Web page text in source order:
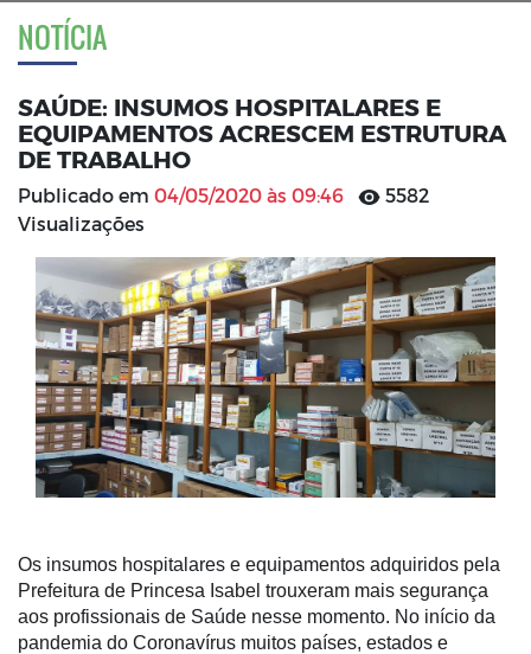
NOTÍCIA
SAÚDE: INSUMOS HOSPITALARES E
EQUIPAMENTOS ACRESCEM ESTRUTURA
DE TRABALHO
Publicado em 04/05/2020 às 09:46
5582
Visualizações
Os insumos hospitalares e equipamentos adquiridos pela
Prefeitura de Princesa Isabel trouxeram mais segurança
aos profissionais de Saúde nesse momento. No início da
pandemia do Coronavírus muitos países, estados e